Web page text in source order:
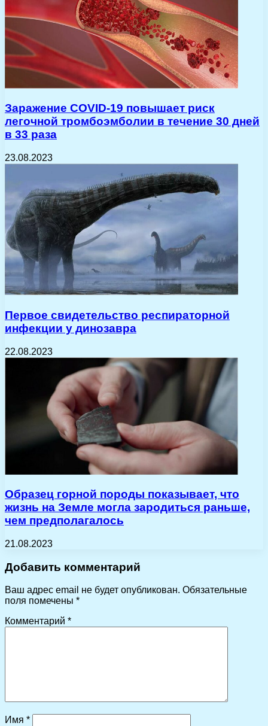
Заражение COVID-19 повышает риск
легочной тромбоэмболии в течение 30 дней
в 33 раза
23.08.2023
Первое свидетельство респираторной
инфекции у динозавра
22.08.2023
Образец горной породы показывает, что
жизнь на Земле могла зародиться раньше,
чем предполагалось
21.08.2023
Добавить комментарий
Ваш адрес email не будет опубликован. Обязательные
поля помечены *
Комментарий *
Имя *